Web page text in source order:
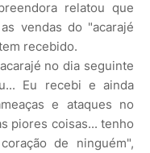
relatou que
vendas do "acarajé
recebido.
no dia seguinte
Eu recebi e ainda
e ataques no
piores coisas... tenho
de ninguém",